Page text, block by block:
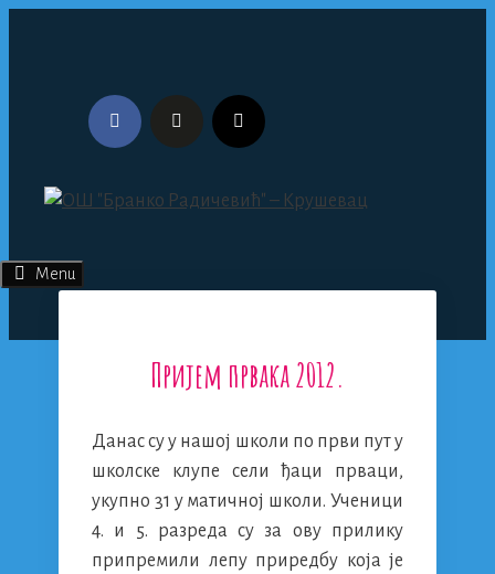
Menu
Пријем првака 2012.
Данас су у нашој школи по први пут у
школске клупе сели ђаци прваци,
укупно 31 у матичној школи. Ученици
4. и 5. разреда су за ову прилику
припремили лепу приредбу која је